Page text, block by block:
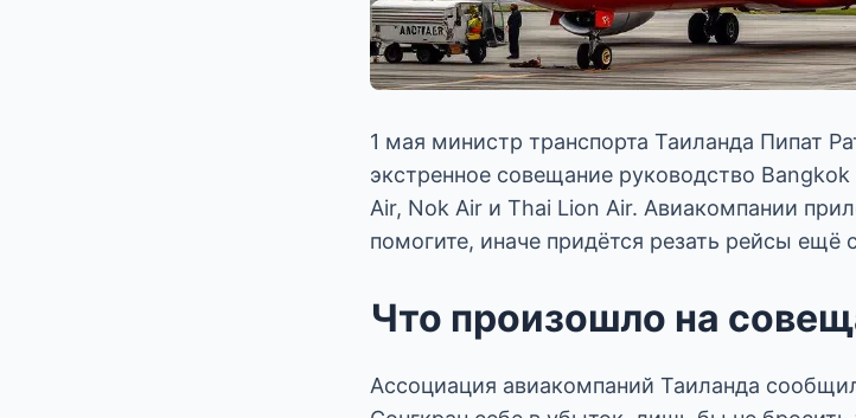
1 мая министр транспорта Таиланда Пипат
экстренное совещание руководство
Air, Nok Air и Thai Lion Air. Авиакомпании
помогите, иначе придётся резать рейсы ещё
Что произошло на
Ассоциация авиакомпаний Таиланда